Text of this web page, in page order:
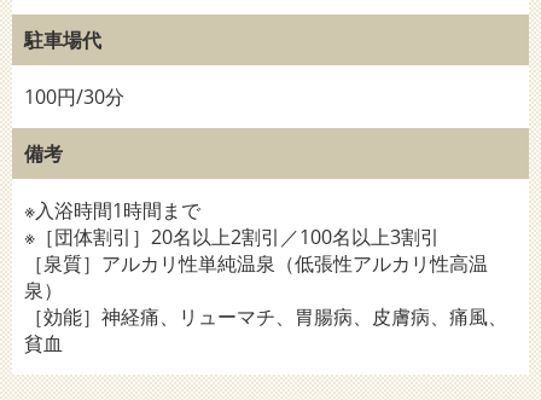
駐車場代
100円/30分
備考
※入浴時間1時間まで
※［団体割引］20名以上2割引／100名以上3割引
［泉質］アルカリ性単純温泉（低張性アルカリ性高温
泉）
［効能］神経痛、リューマチ、胃腸病、皮膚病、痛風、
貧血